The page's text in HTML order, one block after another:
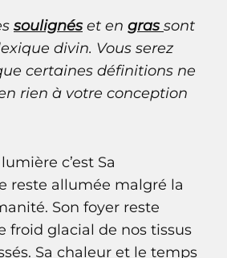
soulignés et en gras sont
divin. Vous serez
certaines définitions ne
rien à votre conception
c’est Sa
reste allumée malgré la
Son foyer reste
froid glacial de nos tissus
Sa chaleur et le temps